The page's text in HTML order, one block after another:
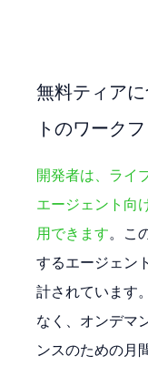
無料ティア
トのワーク
開発者は、ライ
エージェント向
用できます。こ
するエージェン
計されています
なく、オンデマ
ンスのための月